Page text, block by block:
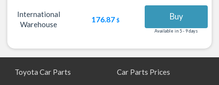
International
Warehouse
176.87 $ Buy
Available in 5 - 9 days
Toyota Car Parts Car Parts Prices